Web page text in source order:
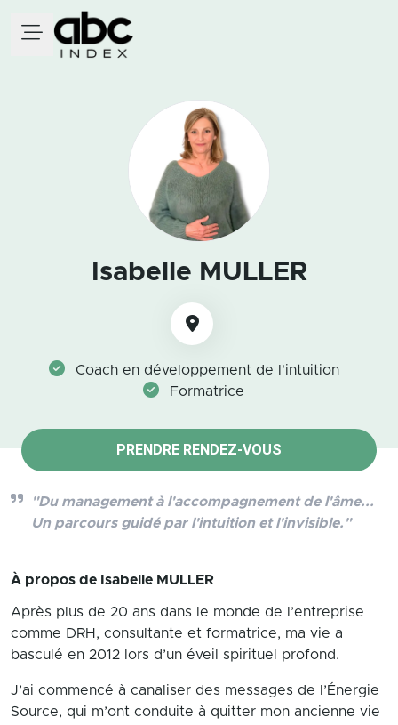
Isabelle MULLER
Coach en développement de l'intuition
Formatrice
PRENDRE RENDEZ-VOUS
"Du management à l'accompagnement de l'âme...
Un parcours guidé par l'intuition et l'invisible."
À propos de Isabelle MULLER
Après plus de 20 ans dans le monde de l’entreprise
comme DRH, consultante et formatrice, ma vie a
basculé en 2012 lors d’un éveil spirituel profond.
J’ai commencé à canaliser des messages de l’Énergie
Source, qui m’ont conduite à quitter mon ancienne vie